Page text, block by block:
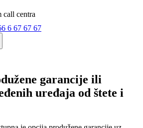
call centra
6 67 67 67
garancije ili
uređaja od štete i